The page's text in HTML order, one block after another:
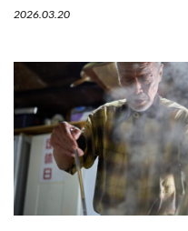
2026.03.20